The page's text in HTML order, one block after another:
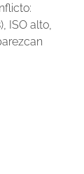
ISO alto,